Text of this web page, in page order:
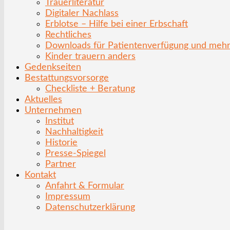
Trauerliteratur
Digitaler Nachlass
Erblotse – Hilfe bei einer Erbschaft
Rechtliches
Downloads für Patientenverfügung und mehr
Kinder trauern anders
Gedenkseiten
Bestattungsvorsorge
Checkliste + Beratung
Aktuelles
Unternehmen
Institut
Nachhaltigkeit
Historie
Presse-Spiegel
Partner
Kontakt
Anfahrt & Formular
Impressum
Datenschutzerklärung